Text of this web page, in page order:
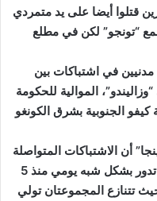
قتلوا أيضا على يد متمردي
“تونجو” لكن في مطلع
وفي سياق متصل، قُتل ما لا يقل عن 4 مدنيين في اشتباكات بين
الموالية للحكومة
كيفو الجنوبية بشرق الكونغو
أن الاشتباكات المتواصلة
بين فصيلي “روما كوندوا” و”كيتواماجا” تدور بشكل شبه يومي منذ 5
تتنازع المجموعتان تولي